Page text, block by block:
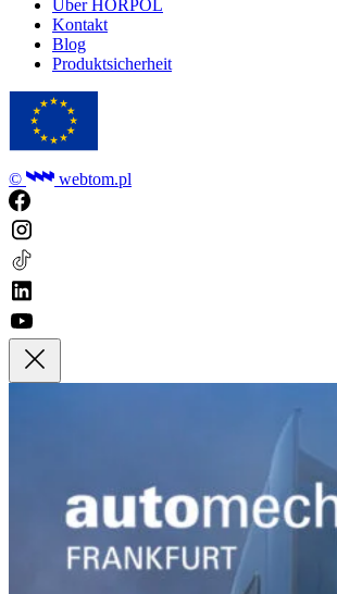
Über HORPOL
Kontakt
Blog
Produktsicherheit
© webtom.pl